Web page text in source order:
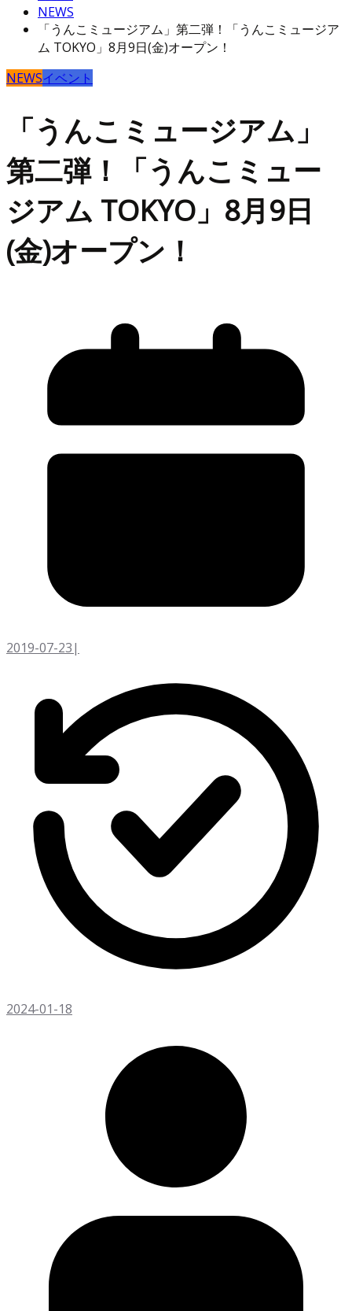
NEWS
「うんこミュージアム」第二弾！「うんこミュージア
ム TOKYO」8月9日(金)オープン！
NEWSイベント
「うんこミュージアム」
第二弾！「うんこミュー
ジアム TOKYO」8月9日
(金)オープン！
2019-07-23|
2024-01-18